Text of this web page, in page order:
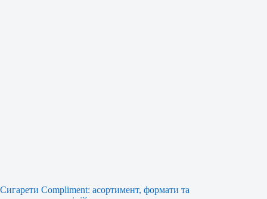
Сигарети Compliment: асортимент, формати та